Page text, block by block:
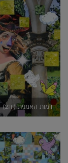
דמות האמנית (יחצ)